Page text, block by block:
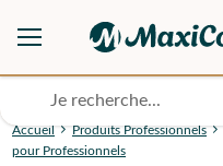
Accueil Produits Professionnels
pour Professionnels